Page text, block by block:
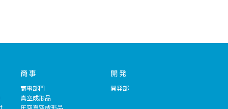
商 事
商事部門
真空成形品
圧空真空成形品
開 発
開発部